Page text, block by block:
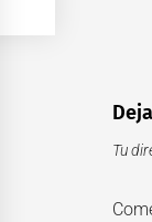
Tu